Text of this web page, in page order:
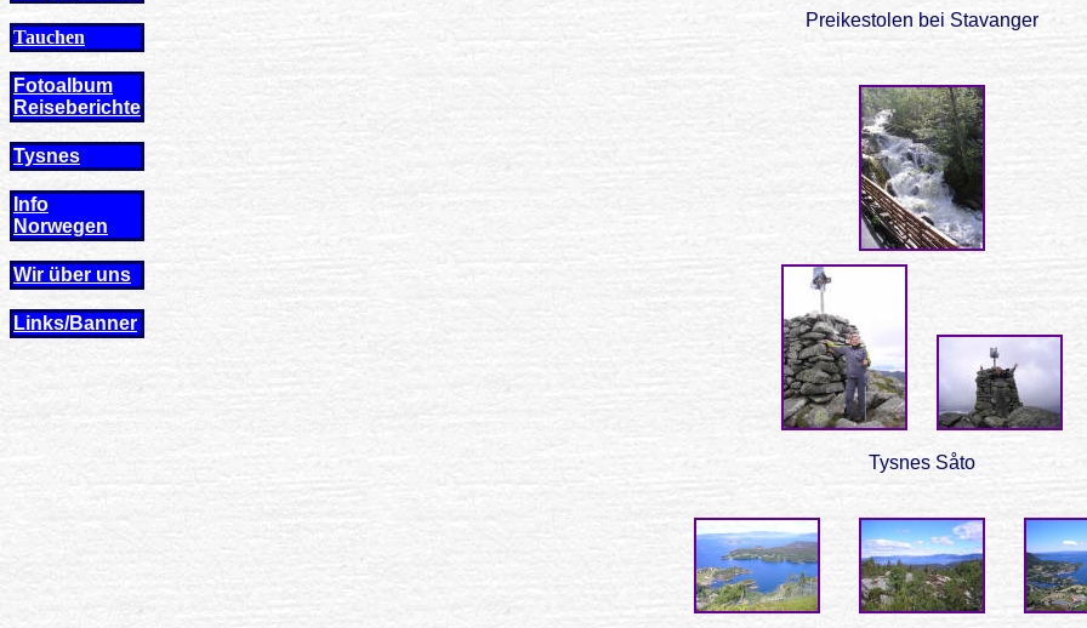
Tauchen
Fotoalbum
Reiseberichte
Tysnes
Info
Norwegen
Wir über uns
Links/Banner
Preikestolen bei Stavanger
Tysnes Såto